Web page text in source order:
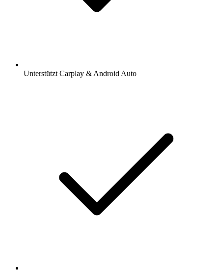
Unterstützt Carplay & Android Auto